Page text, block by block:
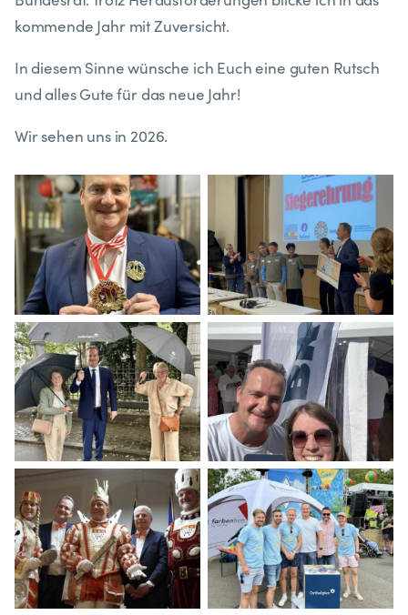
kommende Jahr mit Zuversicht.
In diesem Sinne wünsche ich Euch eine guten Rutsch
und alles Gute für das neue Jahr!
Wir sehen uns in 2026.